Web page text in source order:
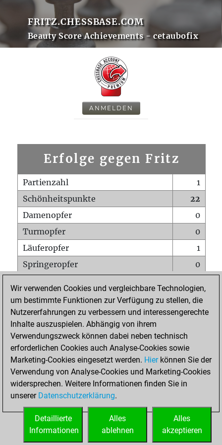
FRITZ.CHESSBASE.COM
Beauty Score Achievements - cetaubofix
ANMELDEN
Erfolge gegen Fritz
Partienzahl
1
Schönheitspunkte
22
Damenopfer
0
Turmopfer
0
Läuferopfer
1
Springeropfer
0
Matt auf vollem Brett
0
Bauer setzt Matt
0
Erstickte Matts
Unterverwandlungen
Türme auf der siebten
0
STARTSEITE
Wir verwenden Cookies und vergleichbare Technologien,
um bestimmte Funktionen zur Verfügung zu stellen, die
Nutzererfahrungen zu verbessern und interessengerechte
Inhalte auszuspielen. Abhängig von ihrem
Verwendungszweck können dabei neben technisch
erforderlichen Cookies auch Analyse-Cookies sowie
Marketing-Cookies eingesetzt werden. Hierkönnen Sie der
Verwendung von Analyse-Cookies und Marketing-Cookies
widersprechen. Weitere Informationen finden Sie in
unserer Datenschutzerklärung.
Alles
akzeptieren
Alles
ablehnen
Detaillierte
Informationen